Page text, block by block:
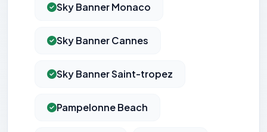
Sky Banner Monaco
Sky Banner Cannes
Sky Banner Saint-tropez
Pampelonne Beach